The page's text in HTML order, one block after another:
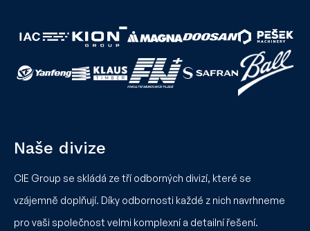
Naše divize
CIE Group se skládá ze tří odborných divizí, které se
vzájemně doplňují. Díky odbornosti každé z nich navrhneme
pro vaši společnost velmi komplexní a detailní řešení.